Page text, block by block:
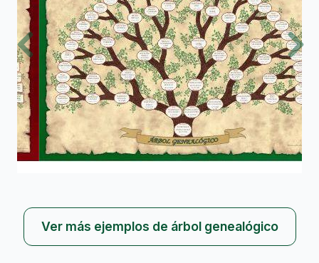
Previous
Ver más ejemplos de árbol genealógico